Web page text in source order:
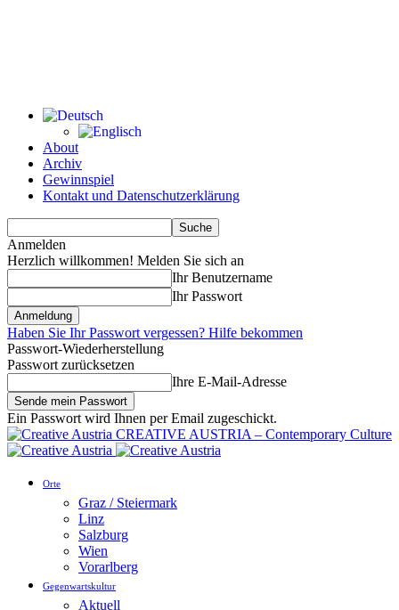
About
Archiv
Gewinnspiel
Kontakt und Datenschutzerklärung
Anmelden
Herzlich willkommen! Melden Sie sich an
Ihr Benutzername
Ihr Passwort
Haben Sie Ihr Passwort vergessen? Hilfe bekommen
Passwort-Wiederherstellung
Passwort zurücksetzen
Ihre E-Mail-Adresse
Ein Passwort wird Ihnen per Email zugeschickt.
CREATIVE AUSTRIA – Contemporary Culture
Orte
Graz / Steiermark
Linz
Salzburg
Wien
Vorarlberg
Gegenwartskultur
Aktuell